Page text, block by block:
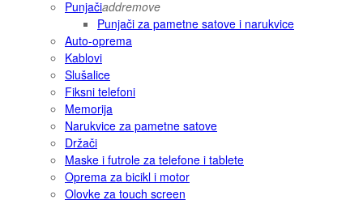
Punjačiaddremove
Punjači za pametne satove i narukvice
Auto-oprema
Kablovi
Slušalice
Fiksni telefoni
Memorija
Narukvice za pametne satove
Držači
Maske i futrole za telefone i tablete
Oprema za bicikl i motor
Olovke za touch screen